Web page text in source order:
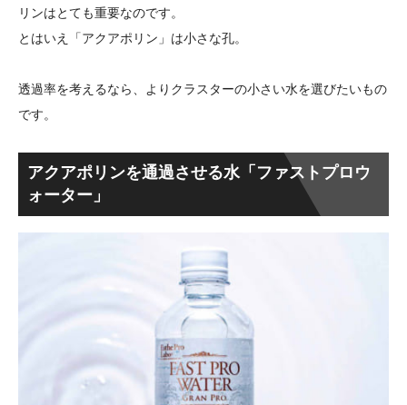
リンはとても重要なのです。
とはいえ「アクアポリン」は小さな孔。
透過率を考えるなら、よりクラスターの小さい水を選びたいもの
です。
アクアポリンを通過させる水「ファストプロウ
ォーター」